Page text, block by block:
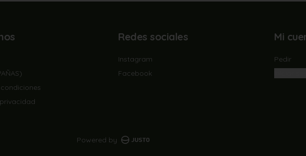
Redes sociales
Instagram
Facebook
Mi
Pedir
Powered by